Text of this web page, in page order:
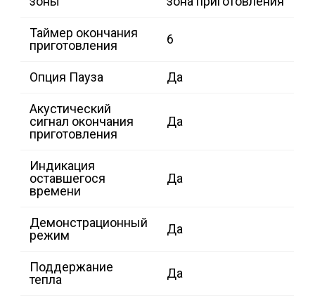
Таймер окончания
приготовления
6
Опция Пауза Да
Акустический
сигнал окончания
приготовления
Да
Индикация
оставшегося
времени
Да
Демонстрационный
режим
Да
Поддержание
тепла
Да